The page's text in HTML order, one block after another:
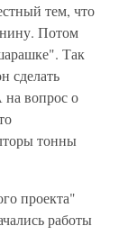
тем, что
Потом
Так
сделать
вопрос о
тонны
проекта"
работы